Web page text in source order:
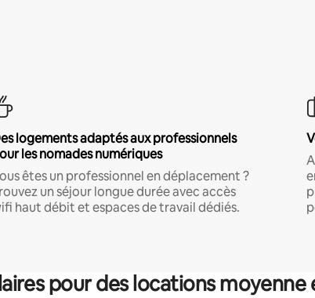
logements adaptés aux professionnels
les nomades numériques
êtes un professionnel en déplacement ?
un séjour longue durée avec accès
haut débit et espaces de travail dédiés.
pour des locations